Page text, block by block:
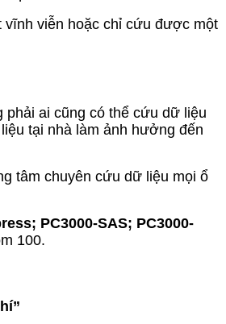
viễn hoặc chỉ cứu được một
ai cũng có thể cứu dữ liệu
tại nhà làm ảnh hưởng đến
tâm chuyên cứu dữ liệu mọi ổ
PC3000-SAS; PC3000-
100.